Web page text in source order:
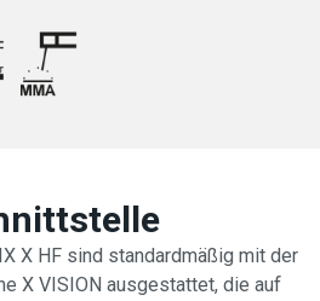
X HF sind standardmäßig mit der
X VISION ausgestattet, die auf